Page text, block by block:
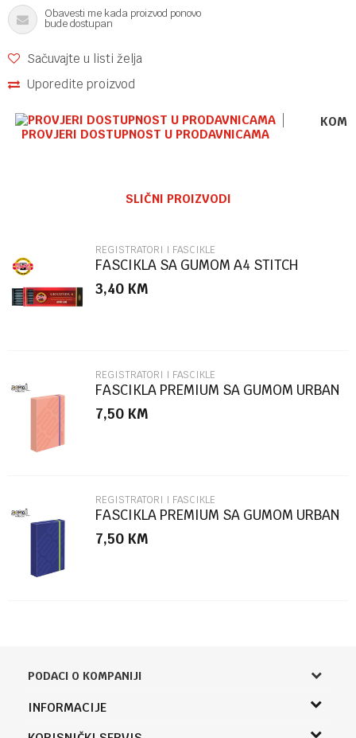
Obavesti me kada proizvod ponovo
bude dostupan
Sačuvajte u listi želja
Uporedite proizvod
PROVJERI DOSTUPNOST U PRODAVNICAMA
Poruka
SLIČNI PROIZVODI
REGISTRATORI I FASCIKLE
FASCIKLA SA GUMOM A4 STITCH
86504
3,40 KM
REGISTRATORI I FASCIKLE
FASCIKLA PREMIUM SA GUMOM URBAN
STYLE SC2770
7,50 KM
REGISTRATORI I FASCIKLE
FASCIKLA PREMIUM SA GUMOM URBAN
STYLE SC2769
7,50 KM
PODACI O KOMPANIJI
Knjižara Kultura
INFORMACIJE
O nama